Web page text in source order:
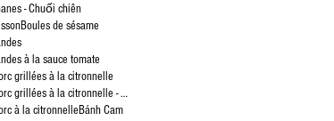
- Chuối chiên
Boules de sésame
à la sauce tomate
grillées à la citronnelle
Brochettes de porc grillées à la citronnelle - Bún Thịt Nướng
à la citronnelleBánh Cam